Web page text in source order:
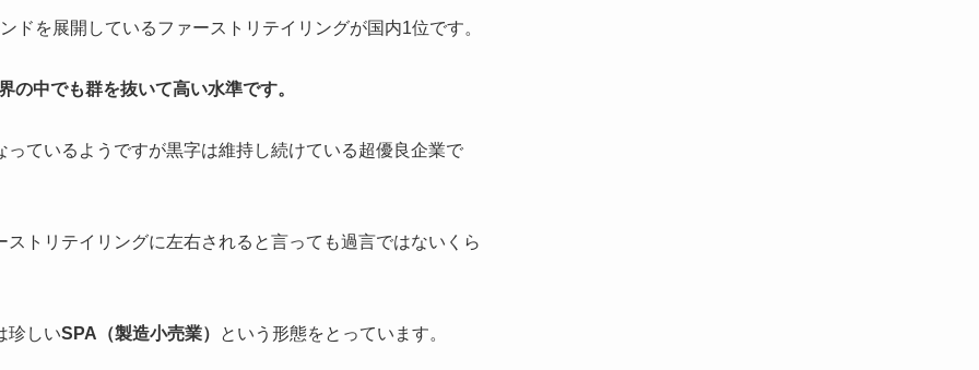
ドを展開しているファーストリテイリングが国内1位です。
中でも群を抜いて高い水準です。
ているようですが黒字は維持し続けている超優良企業で
トリテイリングに左右されると言っても過言ではないくら
珍しいSPA（製造小売業） という形態をとっています。